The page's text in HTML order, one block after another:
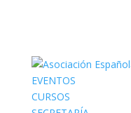
EVENTOS
CURSOS